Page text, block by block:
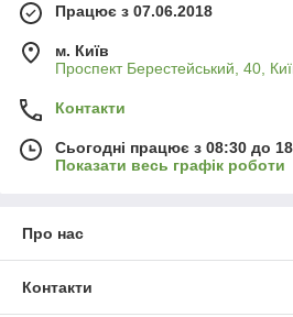
Працює з 07.06.2018
м. Київ
Проспект Берестейський, 40,
Контакти
Сьогодні працює з 08:30 до
Показати весь графік роботи
Про нас
Контакти